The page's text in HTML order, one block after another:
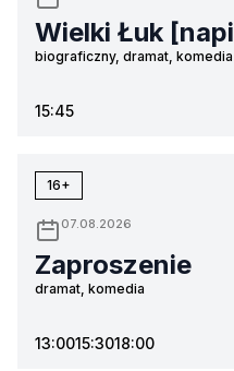
Wielki Łuk
biograficzny, dramat, komedia
15:45
16+
07.08.2026
Zaproszenie
dramat, komedia
13:0015:3018:00